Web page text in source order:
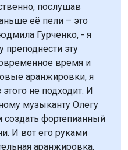
послушав
её пели – это
Гурченко, - я
преподнести эту
время и
аранжировки, я
не подходит. И
музыканту Олегу
фортепианный
И вот его руками
аранжировка,